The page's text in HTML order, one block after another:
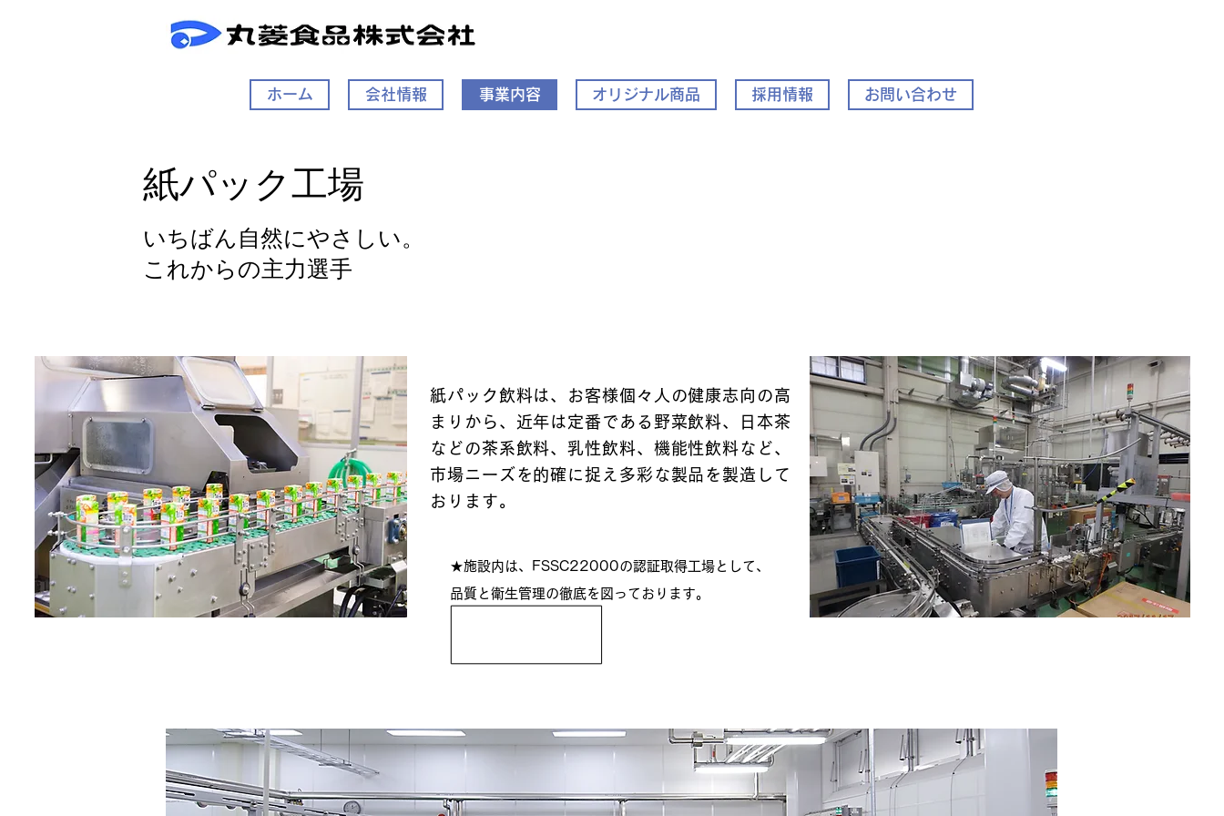
ホーム 会社情報 事業内容 オリジナル商品 採用情報 お問い合わせ
紙パック工場
いちばん自然にやさしい。
これからの主力選手
紙パック飲料は、お客様個々人の健康志向の高
まりから、近年は定番である野菜飲料、日本茶
などの茶系飲料、乳性飲料、機能性飲料など、
市場ニーズを的確に捉え多彩な製品を製造して
おります。
★施設内は、FSSC22000の認証取得工場として、
品質と衛生管理の徹底を図っております。